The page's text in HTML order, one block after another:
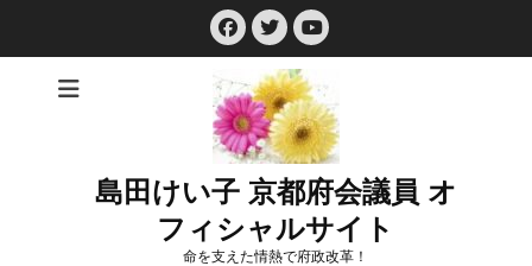
Facebook
Twitter
YouTube
島田けい子 京都府会議員 オ
フィシャルサイト
命を支えた情熱で府政改革！